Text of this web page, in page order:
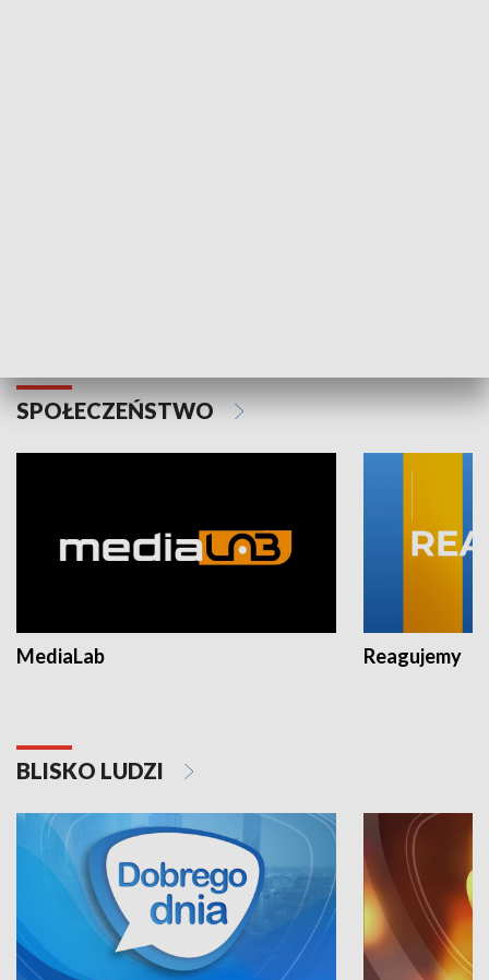
SPOŁECZEŃSTWO
MediaLab Reagujemy
BLISKO LUDZI